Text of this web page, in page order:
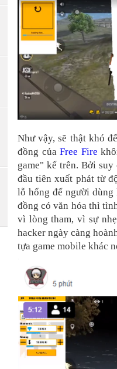
Như vậy, sẽ thật khó
đồng củaFree Fire
game" kể trên. Bởi
đầu tiên xuất phát từ
lỗ hổng để người dùng
đồng có văn hóa thì
vì lòng tham, vì sự
hacker ngày càng
tựa game mobile khác